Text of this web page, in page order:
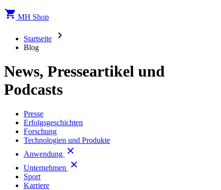
MH Shop
Startseite
Blog
News, Presseartikel und
Podcasts
Presse
Erfolgsgeschichten
Forschung
Technologien und Produkte
Anwendung
Unternehmen
Sport
Karriere